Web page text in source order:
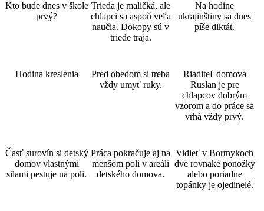
Kto bude dnes v škole
prvý?
Trieda je maličká, ale
chlapci sa aspoň veľa
naučia. Dokopy sú v
triede traja.
Na hodine
ukrajinštiny sa dnes
píše diktát.
Hodina kreslenia
Pred obedom si treba
vždy umyť ruky.
Riaditeľ domova
Ruslan je pre
chlapcov dobrým
vzorom a do práce sa
vrhá vždy prvý.
Časť surovín si detský
domov vlastnými
silami pestuje na poli.
Práca pokračuje aj na
menšom poli v areáli
detského domova.
Vidieť v Bortnykoch
dve rovnaké ponožky
alebo poriadne
topánky je ojedinelé.